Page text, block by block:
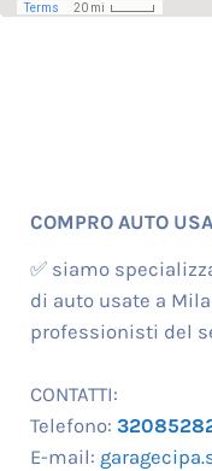
COMPRO AUTO
✅ siamo
di auto usate a
professionisti del
CONTATTI:
Telefono:
E-mail: